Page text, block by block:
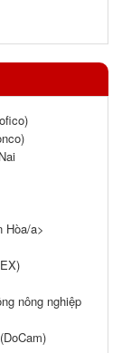
Hòa/a>
nông nghiệp